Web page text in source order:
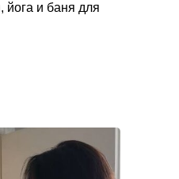
йога и баня для